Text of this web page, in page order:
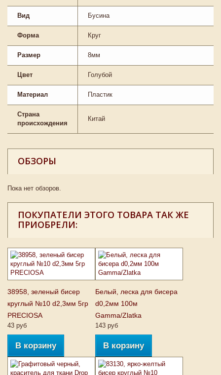
Вид Бусина
Форма Круг
Размер 8мм
Цвет Голубой
Материал Пластик
Страна
происхождения
Китай
ОБЗОРЫ
Пока нет обзоров.
ПОКУПАТЕЛИ ЭТОГО ТОВАРА ТАК ЖЕ
ПРИОБРЕЛИ:
38958, зеленый бисер
круглый №10 d2,3мм 5гр
PRECIOSA
43 руб
В корзину
Белый, леска для бисера
d0,2мм 100м
Gamma/Zlatka
143 руб
В корзину